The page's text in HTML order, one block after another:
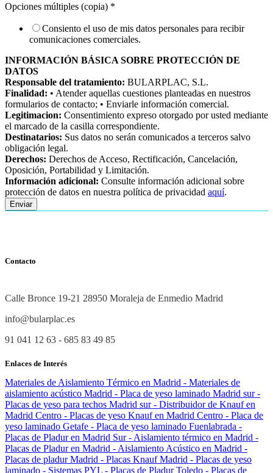
Opciones múltiples (copia) *
Consiento el uso de mis datos personales para recibir
comunicaciones comerciales.
INFORMACIÓN BÁSICA SOBRE PROTECCIÓN DE
DATOS
Responsable del tratamiento: BULARPLAC, S.L.
Finalidad: • Atender aquellas cuestiones planteadas en nuestros
formularios de contacto; • Enviarle información comercial.
Legitimacion: Consentimiento expreso otorgado por usted mediante
el marcado de la casilla correspondiente.
Destinatarios: Sus datos no serán comunicados a terceros salvo
obligación legal.
Derechos: Derechos de Acceso, Rectificación, Cancelación,
Oposición, Portabilidad y Limitación.
Información adicional: Consulte información adicional sobre
protección de datos en nuestra política de privacidad aquí.
Enviar
Contacto
Calle Bronce 19-21 28950 Moraleja de Enmedio Madrid
info@bularplac.es
91 041 12 63 - 685 83 49 85
Enlaces de Interés
Materiales de Aislamiento Térmico en Madrid - Materiales de
aislamiento acústico Madrid - Placa de yeso laminado Madrid sur-
Placas de yeso para techos Madrid sur- Distribuidor de Knauf en
Madrid Centro - Placas de yeso Knauf en Madrid Centro - Placa de
yeso laminado Getafe - Placa de yeso laminado Fuenlabrada -
Placas de Pladur en Madrid Sur- Aislamiento térmico en Madrid -
Placas de Pladur en Madrid - Aislamiento Acústico en Madrid -
Placas de pladur Madrid - Placas Knauf Madrid - Placas de yeso
laminado - Sistemas PYL - Placas de Pladur Toledo - Placas de